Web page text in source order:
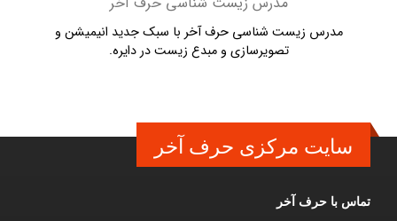
مدرس زیست شناسی حرف آخر با سبک جدید انیمیشن و
تصویرسازی و مبدع زیست در دایره.
سایت مرکزی حرف آخر
تماس با حرف آخر